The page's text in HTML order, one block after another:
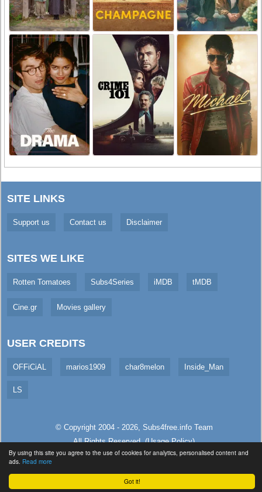
Got it!
By using this site you agree to the use of cookies for analytics, personalised content and
ads. Read more
SITE LINKS
Support us Contact us Disclaimer
SITES WE LIKE
Rotten Tomatoes Subs4Series iMDB tMDB
Cine.gr Movies gallery
USER CREDITS
OFFiCiAL marios1909 char8melon Inside_Man
LS
© Copyright 2004 - 2026, Subs4free.infoTeam
All Rights Reserved. (Usage Policy)
Served in 176.14ms (live)